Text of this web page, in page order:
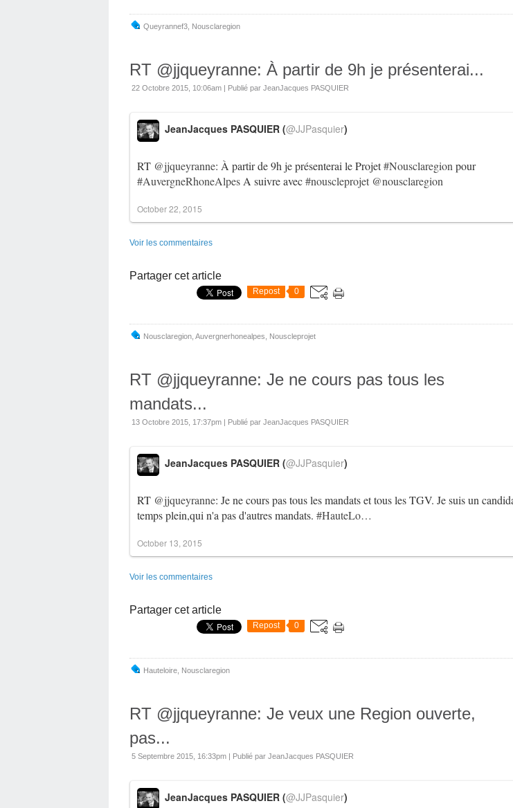
Queyrannef3 Nousclaregion
RT @jjqueyranne: À partir de 9h je présenterai...
22 Octobre 2015, 10:06am | Publié par JeanJacques PASQUIER
RT @jjqueyranne: À partir de 9h je présenterai le Projet#Nousclaregion pour
#AuvergneRhoneAlpes A suivre avec#nouscleprojet @nousclaregion
JeanJacques PASQUIER (@JJPasquier)
October 22, 2015
Voir les commentaires
Partager cet article
Repost 0
Nousclaregion Auvergnerhonealpes Nouscleprojet
RT @jjqueyranne: Je ne cours pas tous les
mandats...
13 Octobre 2015, 17:37pm | Publié par JeanJacques PASQUIER
RT @jjqueyranne: Je ne cours pas tous les mandats et tous les TGV. Je suis un
temps plein,qui n'a pas d'autres mandats. #HauteLo…
JeanJacques PASQUIER (@JJPasquier)
October 13, 2015
Voir les commentaires
Partager cet article
Repost 0
Hauteloire Nousclaregion
RT @jjqueyranne: Je veux une Region ouverte,
pas...
5 Septembre 2015, 16:33pm | Publié par JeanJacques PASQUIER
JeanJacques PASQUIER (@JJPasquier)